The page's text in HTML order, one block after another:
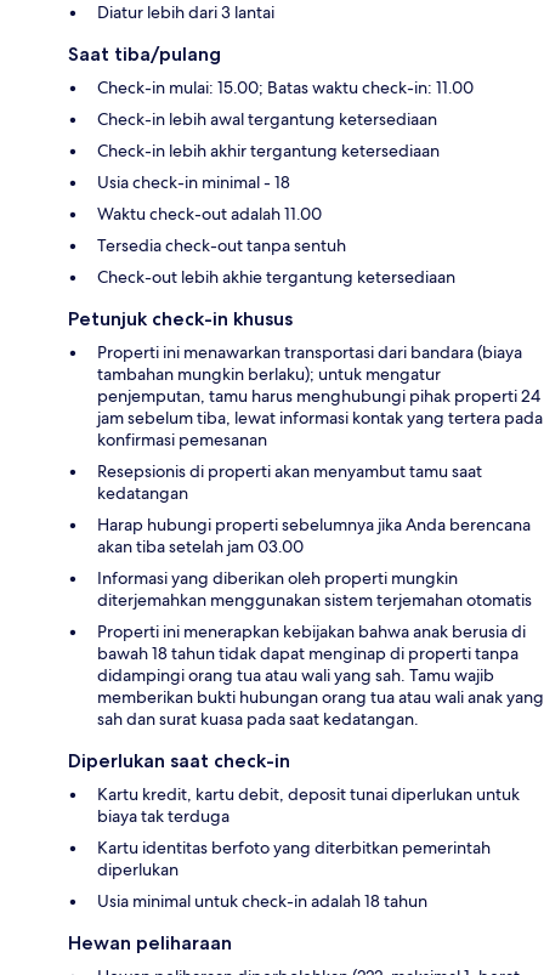
Diatur lebih dari 3 lantai
Saat tiba/pulang
Check-in mulai: 15.00; Batas waktu check-in: 11.00
Check-in lebih awal tergantung ketersediaan
Check-in lebih akhir tergantung ketersediaan
Usia check-in minimal - 18
Waktu check-out adalah 11.00
Tersedia check-out tanpa sentuh
Check-out lebih akhie tergantung ketersediaan
Petunjuk check-in khusus
Properti ini menawarkan transportasi dari bandara (biaya
tambahan mungkin berlaku); untuk mengatur
penjemputan, tamu harus menghubungi pihak properti 24
jam sebelum tiba, lewat informasi kontak yang tertera pada
konfirmasi pemesanan
Resepsionis di properti akan menyambut tamu saat
kedatangan
Harap hubungi properti sebelumnya jika Anda berencana
akan tiba setelah jam 03.00
Informasi yang diberikan oleh properti mungkin
diterjemahkan menggunakan sistem terjemahan otomatis
Properti ini menerapkan kebijakan bahwa anak berusia di
bawah 18 tahun tidak dapat menginap di properti tanpa
didampingi orang tua atau wali yang sah. Tamu wajib
memberikan bukti hubungan orang tua atau wali anak yang
sah dan surat kuasa pada saat kedatangan.
Diperlukan saat check-in
Kartu kredit, kartu debit, deposit tunai diperlukan untuk
biaya tak terduga
Kartu identitas berfoto yang diterbitkan pemerintah
diperlukan
Usia minimal untuk check-in adalah 18 tahun
Hewan peliharaan